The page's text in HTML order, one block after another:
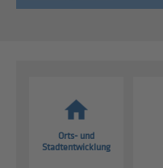
Orts- und
Stadtentwicklung